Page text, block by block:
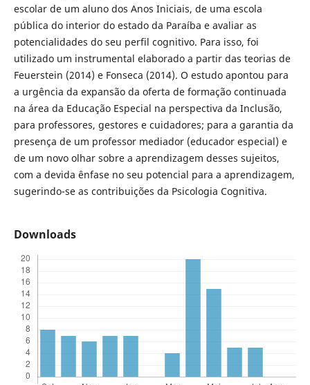
escolar de um aluno dos Anos Iniciais, de uma escola
pública do interior do estado da Paraíba e avaliar as
potencialidades do seu perfil cognitivo. Para isso, foi
utilizado um instrumental elaborado a partir das teorias de
Feuerstein (2014) e Fonseca (2014). O estudo apontou para
a urgência da expansão da oferta de formação continuada
na área da Educação Especial na perspectiva da Inclusão,
para professores, gestores e cuidadores; para a garantia da
presença de um professor mediador (educador especial) e
de um novo olhar sobre a aprendizagem desses sujeitos,
com a devida ênfase no seu potencial para a aprendizagem,
sugerindo-se as contribuições da Psicologia Cognitiva.
Downloads